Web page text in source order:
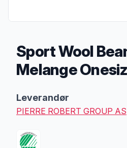
Sport Wool
Melange
Leverandør
PIERRE ROBERT GROUP AS